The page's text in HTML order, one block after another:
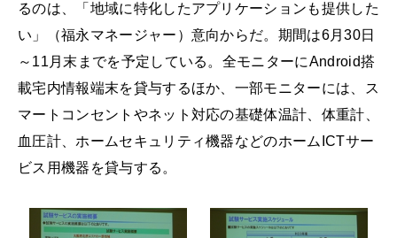
るのは、「地域に特化したアプリケーションも提供した
い」（福永マネージャー）意向からだ。期間は6月30日
～11月末までを予定している。全モニターにAndroid搭
載宅内情報端末を貸与するほか、一部モニターには、ス
マートコンセントやネット対応の基礎体温計、体重計、
血圧計、ホームセキュリティ機器などのホームICTサー
ビス用機器を貸与する。